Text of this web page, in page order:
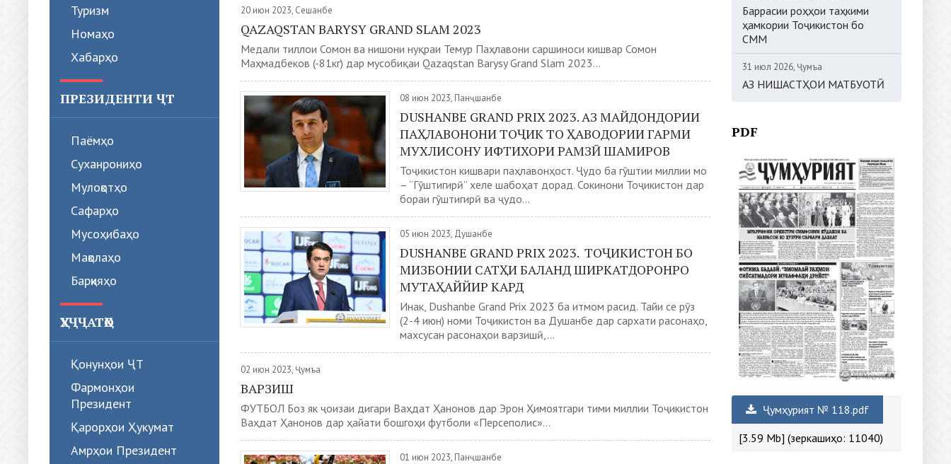
Туризм
Номаҳо
Хабарҳо
ПРЕЗИДЕНТИ ҶТ
Паёмҳо
Суханрониҳо
Мулоқотҳо
Сафарҳо
Мусоҳибаҳо
Мақолаҳо
Барқияҳо
ҲУҶҶАТҲО
Қонунҳои ҶТ
Фармонҳои
Президент
Қарорҳои Ҳукумат
Амрҳои Президент
20 июн 2023, Сешанбе
QAZAQSTAN BARYSY GRAND SLAM 2023
Медали тиллои Сомон ва нишони нуқраи Темур Паҳлавони саршиноси кишвар Сомон
Маҳмадбеков (-81кг) дар мусобиқаи Qazaqstan Barysy Grand Slam 2023...
08 июн 2023, Панҷшанбе
DUSHANBE GRAND PRIX 2023. АЗ МАЙДОНДОРИИ
ПАҲЛАВОНОНИ ТОҶИК ТО ҲАВОДОРИИ ГАРМИ
МУХЛИСОНУ ИФТИХОРИ РАМЗӢ ШАМИРОВ
Тоҷикистон кишвари паҳлавонҳост. Ҷудо ба гӯштии миллии мо
– “Гӯштигирӣ” хеле шабоҳат дорад. Сокинони Тоҷикистон дар
бораи гӯштигирӣ ва ҷудо...
05 июн 2023, Душанбе
DUSHANBE GRAND PRIX 2023. ТОҶИКИСТОН БО
МИЗБОНИИ САТҲИ БАЛАНД ШИРКАТДОРОНРО
МУТАҲАЙЙИР КАРД
Инак, Dushanbe Grand Prix 2023 ба итмом расид. Тайи се рӯз
(2-4 июн) номи Тоҷикистон ва Душанбе дар сархати расонаҳо,
махсусан расонаҳои варзишӣ,...
02 июн 2023, Ҷумъа
ВАРЗИШ
ФУТБОЛ Боз як ҷоизаи дигари Ваҳдат Ҳанонов дар Эрон Ҳимоятгари тими миллии Тоҷикистон
Ваҳдат Ҳанонов дар ҳайати бошгоҳи футболи «Персеполис»...
01 июн 2023, Панҷшанбе
Баррасии роҳҳои таҳкими
ҳамкории Тоҷикистон бо
СММ
31 июл 2026, Ҷумъа
АЗ НИШАСТҲОИ МАТБУОТӢ
PDF
Ҷумҳурият № 118.pdf
[3.59 Mb] (зеркашиҳо: 11040)